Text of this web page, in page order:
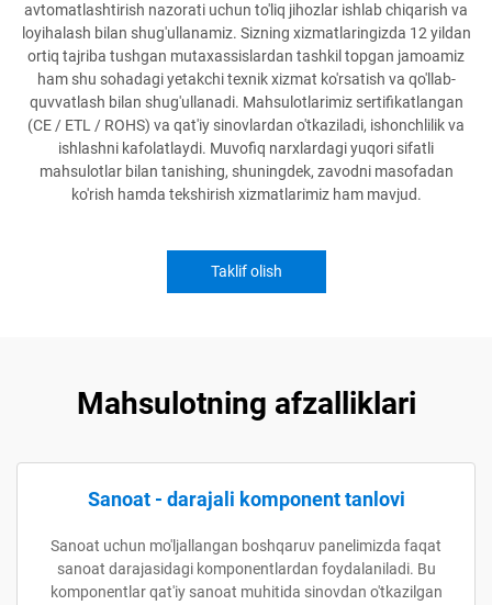
avtomatlashtirish nazorati uchun to'liq jihozlar ishlab chiqarish va
loyihalash bilan shug'ullanamiz. Sizning xizmatlaringizda 12 yildan
ortiq tajriba tushgan mutaxassislardan tashkil topgan jamoamiz
ham shu sohadagi yetakchi texnik xizmat ko'rsatish va qo'llab-
quvvatlash bilan shug'ullanadi. Mahsulotlarimiz sertifikatlangan
(CE / ETL / ROHS) va qat'iy sinovlardan o'tkaziladi, ishonchlilik va
ishlashni kafolatlaydi. Muvofiq narxlardagi yuqori sifatli
mahsulotlar bilan tanishing, shuningdek, zavodni masofadan
ko'rish hamda tekshirish xizmatlarimiz ham mavjud.
Taklif olish
Mahsulotning afzalliklari
Sanoat - darajali komponent tanlovi
Sanoat uchun mo'ljallangan boshqaruv panelimizda faqat
sanoat darajasidagi komponentlardan foydalaniladi. Bu
komponentlar qat'iy sanoat muhitida sinovdan o'tkazilgan